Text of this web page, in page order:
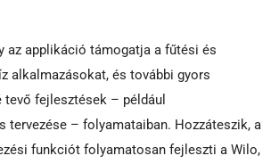
az applikáció támogatja a fűtési és
alkalmazásokat, és további gyors
tevő fejlesztések – például
tervezése – folyamataiban. Hozzáteszik, a
funkciót folyamatosan fejleszti a Wilo,